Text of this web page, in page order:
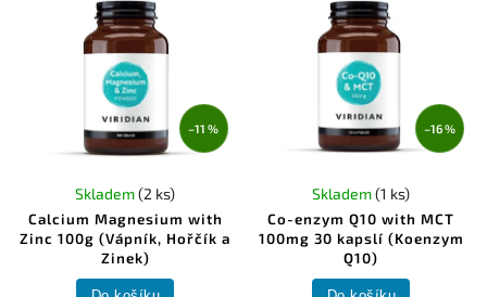
–11 %
Calcium Magnesium with
Zinc 100g (Vápník, Hořčík a
Zinek)
Skladem(2 ks)
–16 %
Co-enzym Q10 with MCT
100mg 30 kapslí (Koenzym
Q10)
Skladem(1 ks)